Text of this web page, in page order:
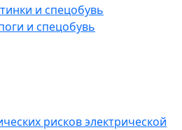
и спецобувь
и спецобувь
рисков электрической